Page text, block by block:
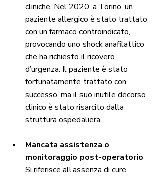
cliniche. Nel 2020, a Torino, un
paziente allergico è stato trattato
con un farmaco controindicato,
provocando uno shock anafilattico
che ha richiesto il ricovero
d’urgenza. Il paziente è stato
fortunatamente trattato con
successo, ma il suo inutile decorso
clinico è stato risarcito dalla
struttura ospedaliera.
Mancata assistenza o
monitoraggio post-operatorio
Si riferisce all’assenza di cure